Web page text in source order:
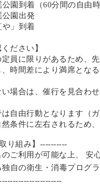
園到着（60分間の自由時
園出発
」到着
ださい】
員に限りがあるため、先
時間差により満席とな
場合は、催行を見合わ
自由行動となります（ガ
条件に左右されるため
り組み】----------
ご利用が可能な上、 安
自の衛生・消毒プログ
---